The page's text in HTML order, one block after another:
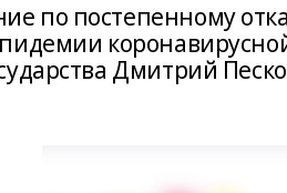
по постепенному
Дмитрий